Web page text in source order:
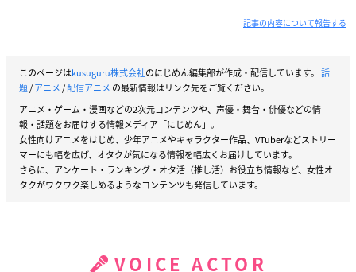
記事の内容について報告する
このページはkusuguru株式会社のにじめん編集部が作成・配信しています。 話
題/アニメ/配信アニメ の最新情報はリンク先をご覧ください。
アニメ・ゲーム・漫画などの2次元コンテンツや、声優・舞台・俳優などの情
報・話題をお届けする情報メディア「にじめん」。
女性向けアニメをはじめ、少年アニメやキャラクター作品、VTuberなどストリー
マーにも幅を広げ、オタクが気になる情報を幅広くお届けしています。
さらに、アンケート・ランキング・オタ活（推し活）お役立ち情報など、女性オ
タクがワクワク楽しめるようなコンテンツも発信しています。
VOICE ACTOR